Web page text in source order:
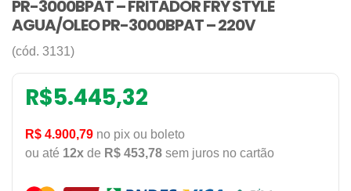
PR-3000BPAT – FRITADOR FRY STYLE
AGUA/OLEO PR-3000BPAT – 220V
(cód. 3131)
R$5.445,32
R$ 4.900,79 no pix ou boleto
ou até 12x de R$ 453,78 sem juros no cartão